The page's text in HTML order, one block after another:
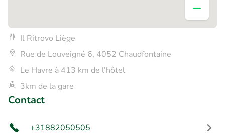
Il Ritrovo Liège
Rue de Louveigné 6, 4052 Chaudfontaine
Le Havre à 413 km de l'hôtel
3km de la gare
Contact
+31882050505